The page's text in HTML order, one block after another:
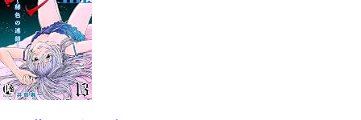
気になる 購入済み